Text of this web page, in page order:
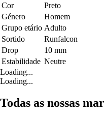
Cor
Preto
Género
Homem
Grupo etário Adulto
Sortido
Runfalcon
Drop
10 mm
Estabilidade Neutre
Loading...
Loading...
Todas as nossas